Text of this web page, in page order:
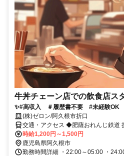
牛丼チェーン店での飲食店ス
✨#高収入 ＃履歴書不要 #未経験OK
(株)ゼロン/阿久根市折口
交通・アクセス ◆肥薩おれんじ鉄道
れんじ鉄道 野田郷駅 より 車 10 分 ◆
車 10 分
時給1,200円～1,500円
鹿児島県阿久根市
勤務時間詳細 ・22:00～05:00 ・